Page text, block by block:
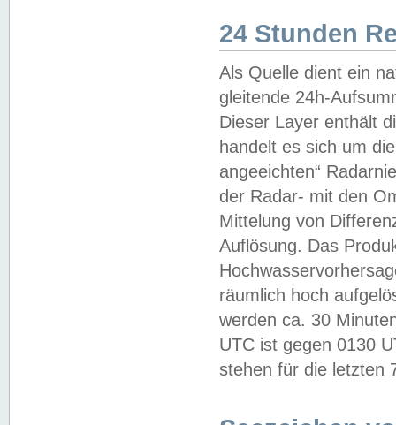
24 Stunden
Als Quelle dient ein
gleitende 24h-
Dieser Layer enthält
handelt es sich um
angeeichten“
der Radar- mit den
Mittelung von
Auflösung. Das
räumlich hoch
werden ca. 30
UTC ist gegen 0130
stehen für die letzten